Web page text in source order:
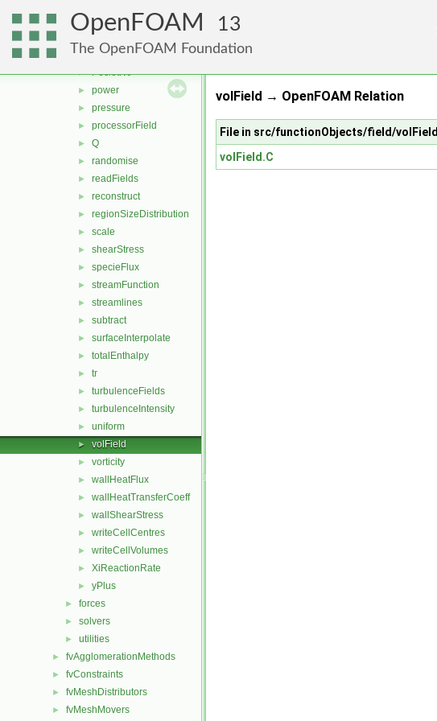
OpenFOAM 13
The OpenFOAM Foundation
► multiply
nearWallFields
► patchCutLayerAverage
► PecletNo
► power
► pressure
► processorField
► Q
► randomise
► readFields
► reconstruct
► regionSizeDistribution
► scale
► shearStress
► specieFlux
► streamFunction
► streamlines
► subtract
► surfaceInterpolate
► totalEnthalpy
► tr
► turbulenceFields
► turbulenceIntensity
► uniform
► volField
► vorticity
► wallHeatFlux
► wallHeatTransferCoeff
► wallShearStress
► writeCellCentres
► writeCellVolumes
► XiReactionRate
► yPlus
► forces
► solvers
► utilities
► fvAgglomerationMethods
► fvConstraints
► fvMeshDistributors
► fvMeshMovers
volField → OpenFOAM Relation
File in src/functionObjects/field/volField
volField.C